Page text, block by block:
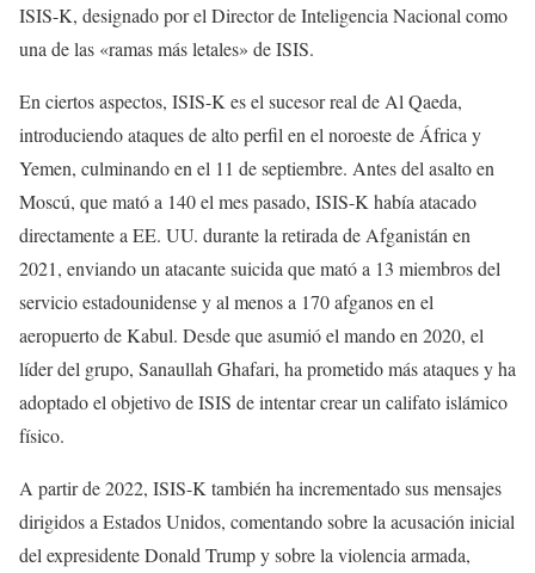
ISIS-K, designado por el Director de Inteligencia Nacional como
una de las «ramas más letales» de ISIS.
En ciertos aspectos, ISIS-K es el sucesor real de Al Qaeda,
introduciendo ataques de alto perfil en el noroeste de África y
Yemen, culminando en el 11 de septiembre. Antes del asalto en
Moscú, que mató a 140 el mes pasado, ISIS-K había atacado
directamente a EE. UU. durante la retirada de Afganistán en
2021, enviando un atacante suicida que mató a 13 miembros del
servicio estadounidense y al menos a 170 afganos en el
aeropuerto de Kabul. Desde que asumió el mando en 2020, el
líder del grupo, Sanaullah Ghafari, ha prometido más ataques y ha
adoptado el objetivo de ISIS de intentar crear un califato islámico
físico.
A partir de 2022, ISIS-K también ha incrementado sus mensajes
dirigidos a Estados Unidos, comentando sobre la acusación inicial
del expresidente Donald Trump y sobre la violencia armada,